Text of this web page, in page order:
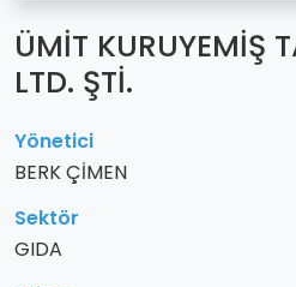
ÜMİT KURUYEMİŞ
LTD. ŞTİ.
Yönetici
BERK ÇİMEN
Sektör
GIDA